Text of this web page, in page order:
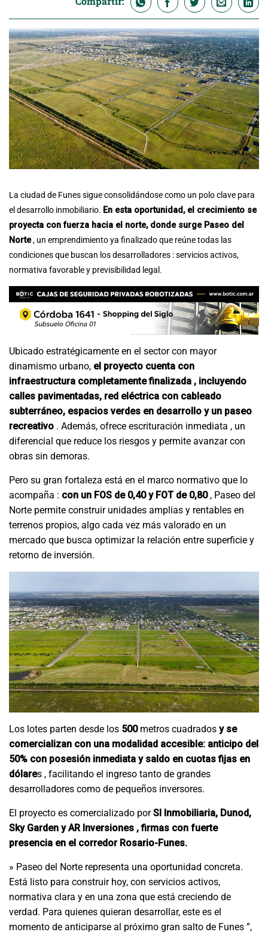
La ciudad de Funes sigue consolidándose como un polo clave para
el desarrollo inmobiliario. En esta oportunidad, el crecimiento se
proyecta con fuerza hacia el norte, donde surge Paseo del
Norte, un emprendimiento ya finalizado que reúne todas las
condiciones que buscan los desarrolladores : servicios activos,
normativa favorable y previsibilidad legal.
Ubicado estratégicamente en el sector con mayor
dinamismo urbano, el proyecto cuenta con
infraestructura completamente finalizada , incluyendo
calles pavimentadas, red eléctrica con cableado
subterráneo, espacios verdes en desarrollo y un paseo
recreativo . Además, ofrece escrituración inmediata , un
diferencial que reduce los riesgos y permite avanzar con
obras sin demoras.
Pero su gran fortaleza está en el marco normativo que lo
acompaña : con un FOS de 0,40 y FOT de 0,80, Paseo del
Norte permite construir unidades amplias y rentables en
terrenos propios, algo cada vez más valorado en un
mercado que busca optimizar la relación entre superficie y
retorno de inversión.
Los lotes parten desde los 500metros cuadrados y se
comercializan con una modalidad accesible: anticipo del
50% con posesión inmediata y saldo en cuotas fijas en
dólares , facilitando el ingreso tanto de grandes
desarrolladores como de pequeños inversores.
El proyecto es comercializado porSI Inmobiliaria, Dunod,
Sky Garden y AR Inversiones , firmas con fuerte
presencia en el corredor Rosario-Funes.
» Paseo del Norte representa una oportunidad concreta.
Está listo para construir hoy, con servicios activos,
normativa clara y en una zona que está creciendo de
verdad. Para quienes quieran desarrollar, este es el
momento de anticiparse al próximo gran salto de Funes ”,